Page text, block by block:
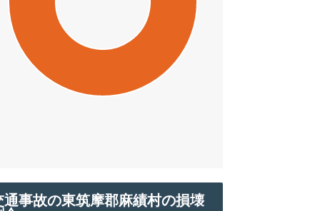
通事故の東筑摩郡麻績村の損壊